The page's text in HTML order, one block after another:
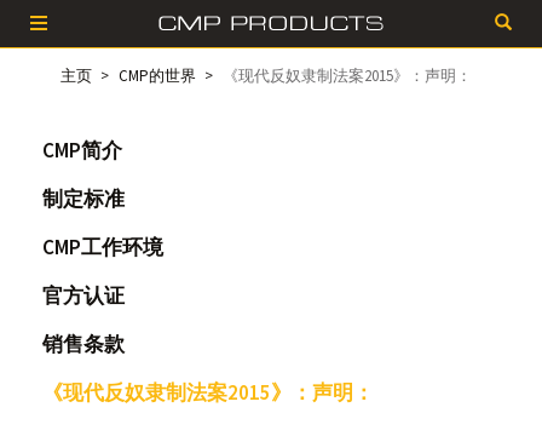
主页 CMP的世界 《现代反奴隶制法案2015》：声明：
CMP简介
制定标准
CMP工作环境
官方认证
销售条款
《现代反奴隶制法案2015》：声明：